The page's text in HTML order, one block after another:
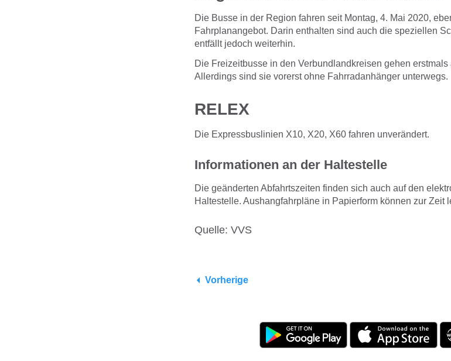
Die Busse in der Region fahren seit Montag, 4. Mai 2020,
Fahrplanangebot. Darin enthalten sind auch die speziellen
entfällt jedoch weiterhin.
Die Freizeitbusse in den Verbundlandkreisen gehen
Allerdings sind sie vorerst ohne Fahrradanhänger unterwegs.
RELEX
Die Expressbuslinien X10, X20, X60 fahren unverändert.
Informationen an der Haltestelle
Die geänderten Abfahrtszeiten finden sich auch auf den
Haltestelle. Aushangfahrpläne in Papierform können zur Zeit
Quelle: VVS
Vorherige